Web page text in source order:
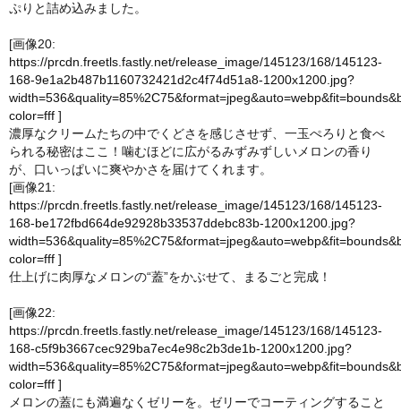
ぷりと詰め込みました。
[画像20:
https://prcdn.freetls.fastly.net/release_image/145123/168/145123-
168-9e1a2b487b1160732421d2c4f74d51a8-1200x1200.jpg?
color=fff ]
濃厚なクリームたちの中でくどさを感じさせず、一玉ぺろりと食べ
られる秘密はここ！噛むほどに広がるみずみずしいメロンの香り
が、口いっぱいに爽やかさを届けてくれます。
[画像21:
https://prcdn.freetls.fastly.net/release_image/145123/168/145123-
168-be172fbd664de92928b33537ddebc83b-1200x1200.jpg?
color=fff ]
仕上げに肉厚なメロンの“蓋”をかぶせて、まるごと完成！
[画像22:
https://prcdn.freetls.fastly.net/release_image/145123/168/145123-
168-c5f9b3667cec929ba7ec4e98c2b3de1b-1200x1200.jpg?
color=fff ]
メロンの蓋にも満遍なくゼリーを。ゼリーでコーティングすること